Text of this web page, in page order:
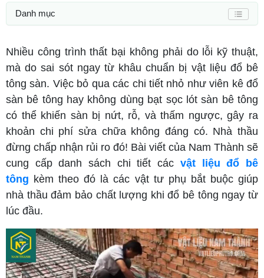
Danh mục
Nhiều công trình thất bại không phải do lỗi kỹ thuật,
mà do sai sót ngay từ khâu chuẩn bị vật liệu đổ bê
tông sàn. Việc bỏ qua các chi tiết nhỏ như viên kê đổ
sàn bê tông hay không dùng bạt sọc lót sàn bê tông
có thể khiến sàn bị nứt, rỗ, và thấm ngược, gây ra
khoản chi phí sửa chữa không đáng có. Nhà thầu
đừng chấp nhận rủi ro đó! Bài viết của Nam Thành sẽ
cung cấp danh sách chi tiết các vật liệu đổ bê
tông kèm theo đó là các vật tư phụ bắt buộc giúp
nhà thầu đảm bảo chất lượng khi đổ bê tông ngay từ
lúc đầu.